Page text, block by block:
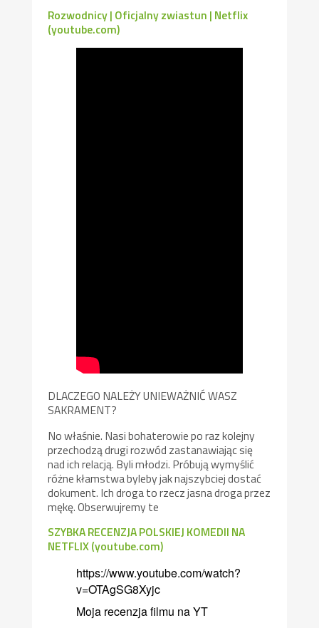
Rozwodnicy | Oficjalny zwiastun | Netflix
(youtube.com)
DLACZEGO NALEŻY UNIEWAŻNIĆ WASZ
SAKRAMENT?
No właśnie. Nasi bohaterowie po raz kolejny
przechodzą drugi rozwód zastanawiając się
nad ich relacją. Byli młodzi. Próbują wymyślić
różne kłamstwa byleby jak najszybciej dostać
dokument. Ich droga to rzecz jasna droga przez
mękę. Obserwujremy te
SZYBKA RECENZJA POLSKIEJ KOMEDII NA
NETFLIX (youtube.com)
https://www.youtube.com/watch?
v=OTAgSG8Xyjc
Moja recenzja filmu na YT